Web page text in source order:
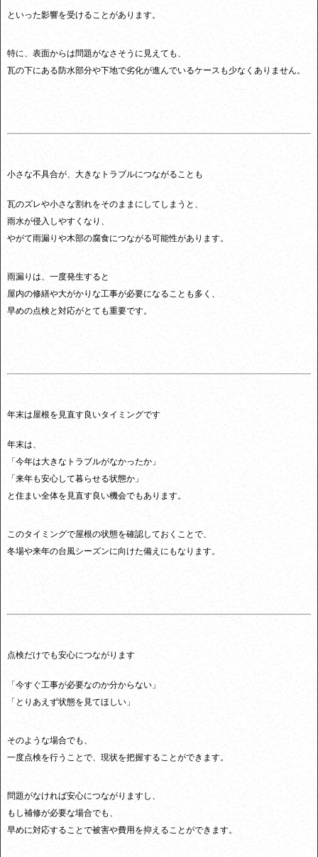
といった影響を受けることがあります。
特に、表面からは問題がなさそうに見えても、
瓦の下にある防水部分や下地で劣化が進んでいるケースも少なくありません。
小さな不具合が、大きなトラブルにつながることも
瓦のズレや小さな割れをそのままにしてしまうと、
雨水が侵入しやすくなり、
やがて雨漏りや木部の腐食につながる可能性があります。
雨漏りは、一度発生すると
屋内の修繕や大がかりな工事が必要になることも多く、
早めの点検と対応がとても重要です。
年末は屋根を見直す良いタイミングです
年末は、
「今年は大きなトラブルがなかったか」
「来年も安心して暮らせる状態か」
と住まい全体を見直す良い機会でもあります。
このタイミングで屋根の状態を確認しておくことで、
冬場や来年の台風シーズンに向けた備えにもなります。
点検だけでも安心につながります
「今すぐ工事が必要なのか分からない」
「とりあえず状態を見てほしい」
そのような場合でも、
一度点検を行うことで、現状を把握することができます。
問題がなければ安心につながりますし、
もし補修が必要な場合でも、
早めに対応することで被害や費用を抑えることができます。